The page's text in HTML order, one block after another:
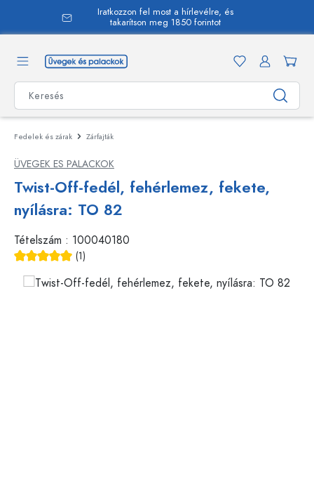
Iratkozzon fel most a hírlevélre, és
takarítson meg 1850 forintot
Fedelek és zárak Zárfajták
ÜVEGEK ES PALACKOK
Twist-Off-fedél, fehérlemez, fekete,
nyílásra: TO 82
Tételszám : 100040180
(1)